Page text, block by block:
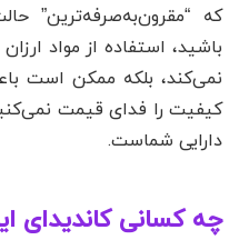
که “مقرون‌به‌صرفه‌ترین”
باشید، استفاده از مواد
نمی‌کند، بلکه ممکن است
کیفیت را فدای قیمت
دارایی شماست.
چه کسانی کاندیدای